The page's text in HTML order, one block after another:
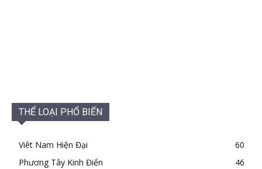
THỂ LOẠI PHỔ BIẾN
Viêt Nam Hiện Đại
60
Phương Tây Kinh Điển
46